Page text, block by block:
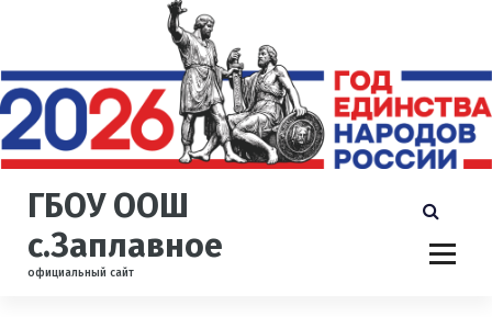
е
й
т
и
ГБОУ ООШ
с.Заплавное
официальный сайт